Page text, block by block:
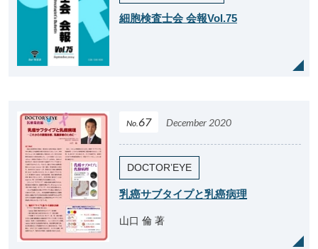
細胞検査士会 会報Vol.75
No. 67 December 2020
DOCTOR’EYE
乳癌サブタイプと乳癌病理
山口 倫 著